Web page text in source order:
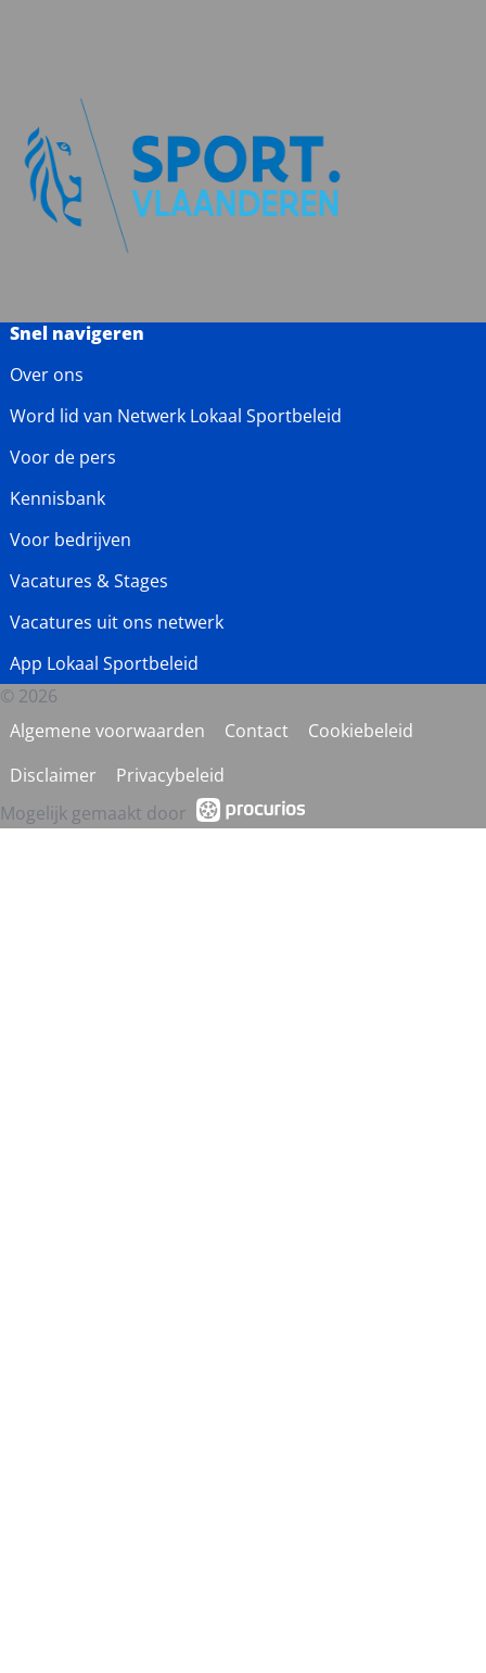
Snel navigeren
Over ons
Word lid van Netwerk Lokaal Sportbeleid
Voor de pers
Kennisbank
Voor bedrijven
Vacatures & Stages
Vacatures uit ons netwerk
App Lokaal Sportbeleid
© 2026
Algemene voorwaarden
Contact
Cookiebeleid
Disclaimer
Privacybeleid
Mogelijk gemaakt door